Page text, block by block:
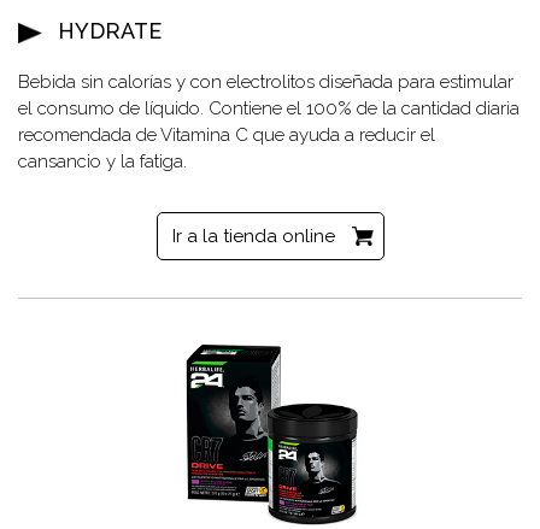
HYDRATE
Bebida sin calorías y con electrolitos diseñada para estimular
el consumo de líquido. Contiene el 100% de la cantidad diaria
recomendada de Vitamina C que ayuda a reducir el
cansancio y la fatiga.
Ir a la tienda online